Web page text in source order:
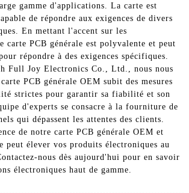
gamme d'applications. La carte est
de répondre aux exigences de divers
En mettant l'accent sur les
carte PCB générale est polyvalente et peut
répondre à des exigences spécifiques.
Full Joy Electronics Co., Ltd., nous nous
PCB générale OEM subit des mesures
strictes pour garantir sa fiabilité et son
d'experts se consacre à la fourniture de
qui dépassent les attentes des clients.
de notre carte PCB générale OEM et
peut élever vos produits électroniques au
nous dès aujourd'hui pour en savoir
électroniques haut de gamme.